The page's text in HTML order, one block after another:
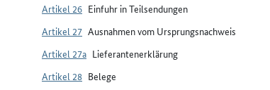
Artikel 26 Einfuhr in Teilsendungen
Artikel 27 Ausnahmen vom Ursprungsnachweis
Artikel 27a Lieferantenerklärung
Artikel 28 Belege